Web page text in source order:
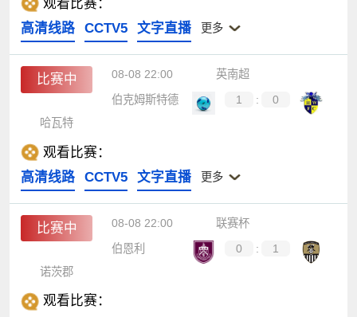
观看比赛：
高清线路
CCTV5 文字直播 更多
比赛中 08-08 22:00
英南超
伯克姆斯特德
1 :
0
哈瓦特
观看比赛：
高清线路
CCTV5 文字直播 更多
比赛中 08-08 22:00
联赛杯
伯恩利
0 :
1
诺茨郡
观看比赛：